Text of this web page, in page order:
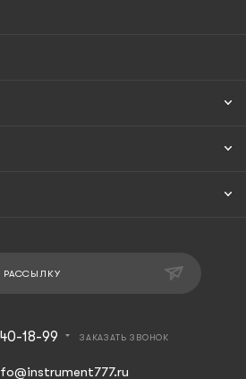
РАССЫЛКУ
18-99 ЗАКАЗАТЬ ЗВОНОК